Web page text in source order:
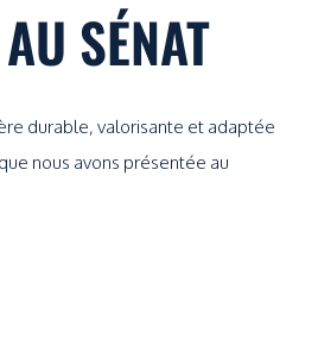
SÉNAT
durable, valorisante et adaptée
nous avons présentée au